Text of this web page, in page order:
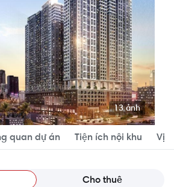
13 ảnh
quan dự án Tiện ích nội khu Vị
Cho thuê